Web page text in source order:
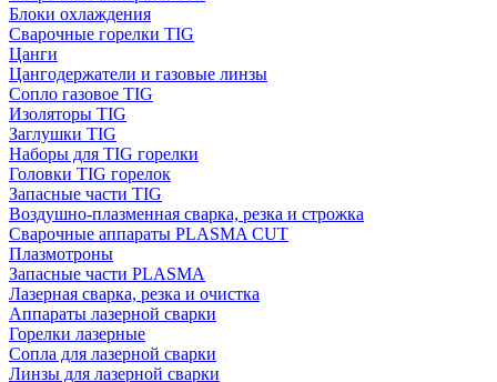
Блоки охлаждения
Сварочные горелки TIG
Цанги
Цангодержатели и газовые линзы
Сопло газовое TIG
Изоляторы TIG
Заглушки TIG
Наборы для TIG горелки
Головки TIG горелок
Запасные части TIG
Воздушно-плазменная сварка, резка и строжка
Сварочные аппараты PLASMA CUT
Плазмотроны
Запасные части PLASMA
Лазерная сварка, резка и очистка
Аппараты лазерной сварки
Горелки лазерные
Сопла для лазерной сварки
Линзы для лазерной сварки